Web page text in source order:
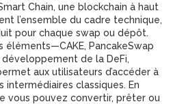
Chain, une blockchain à haut
l’ensemble du cadre technique,
pour chaque swap ou dépôt.
éléments—CAKE, PancakeSwap
de la DeFi,
aux utilisateurs d’accéder à
intermédiaires classiques. En
vous pouvez convertir, prêter ou